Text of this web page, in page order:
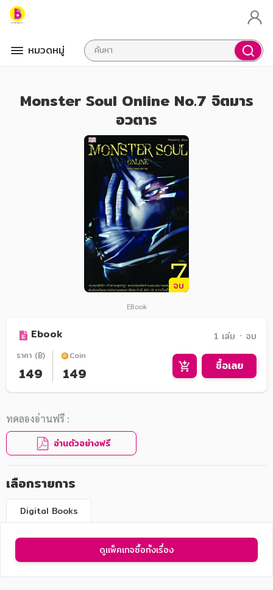
หมวดหมู่
Monster Soul Online No.7 จิตมาร
อวตาร
จบ
EBook
Ebook 1 เล่ม ᛫ จบ
ราคา (฿)
149
Coin
149 ซื้อเลย
ทดลองอ่านฟรี :
อ่านตัวอย่างฟรี
เลือกรายการ
Digital Books
ดูแพ็คเกจซื้อทั้งเรื่อง